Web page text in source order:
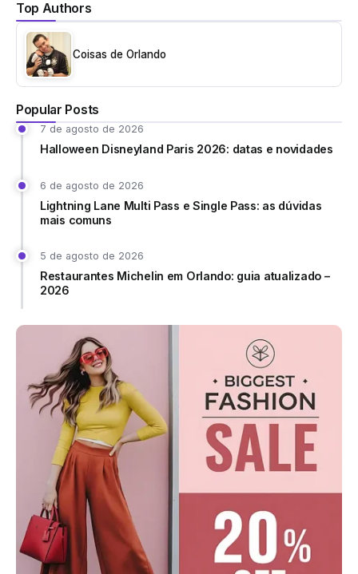
Top Authors
Coisas de Orlando
Popular Posts
7 de agosto de 2026
Halloween Disneyland Paris 2026: datas e novidades
6 de agosto de 2026
Lightning Lane Multi Pass e Single Pass: as dúvidas
mais comuns
5 de agosto de 2026
Restaurantes Michelin em Orlando: guia atualizado –
2026